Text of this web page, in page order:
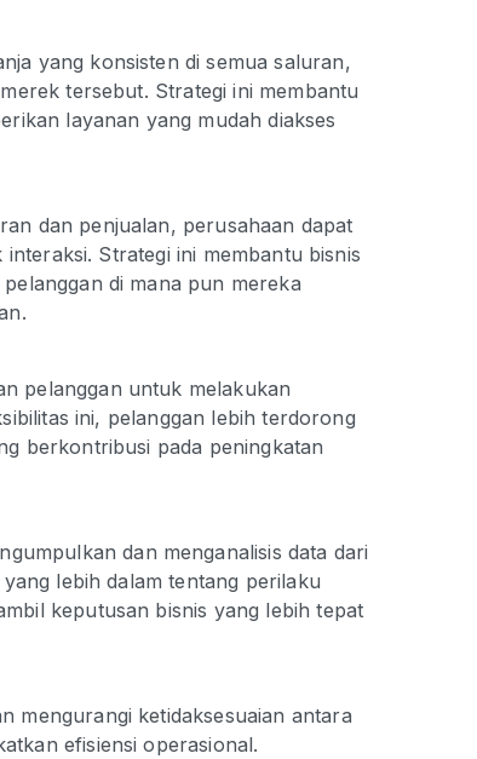
yang konsisten di semua saluran,
tersebut. Strategi ini membantu
layanan yang mudah diakses
dan penjualan, perusahaan dapat
Strategi ini membantu bisnis
di mana pun mereka
pelanggan untuk melakukan
ini, pelanggan lebih terdorong
berkontribusi pada peningkatan
dan menganalisis data dari
lebih dalam tentang perilaku
keputusan bisnis yang lebih tepat
mengurangi ketidaksesuaian antara
efisiensi operasional.